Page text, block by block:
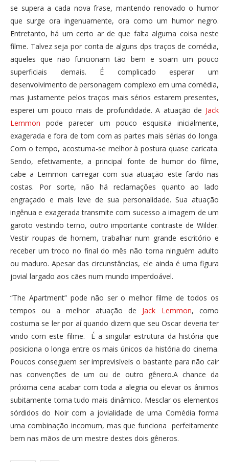
se supera a cada nova frase, mantendo renovado o humor
que surge ora ingenuamente, ora como um humor negro.
Entretanto, há um certo ar de que falta alguma coisa neste
filme. Talvez seja por conta de alguns dps traços de comédia,
aqueles que não funcionam tão bem e soam um pouco
superficiais demais. É complicado esperar um
desenvolvimento de personagem complexo em uma comédia,
mas justamente pelos traços mais sérios estarem presentes,
esperei um pouco mais de profundidade. A atuação de Jack
Lemmon pode parecer um pouco esquisita inicialmente,
exagerada e fora de tom com as partes mais sérias do longa.
Com o tempo, acostuma-se melhor à postura quase caricata.
Sendo, efetivamente, a principal fonte de humor do filme,
cabe a Lemmon carregar com sua atuação este fardo nas
costas. Por sorte, não há reclamações quanto ao lado
engraçado e mais leve de sua personalidade. Sua atuação
ingênua e exagerada transmite com sucesso a imagem de um
garoto vestindo terno, outro importante contraste de Wilder.
Vestir roupas de homem, trabalhar num grande escritório e
receber um troco no final do mês não torna ninguém adulto
ou maduro. Apesar das circunstâncias, ele ainda é uma figura
jovial largado aos cães num mundo imperdoável.
“The Apartment” pode não ser o melhor filme de todos os
tempos ou a melhor atuação de Jack Lemmon, como
costuma se ler por aí quando dizem que seu Oscar deveria ter
vindo com este filme. É a singular estrutura da história que
posiciona o longa entre os mais únicos da história do cinema.
Poucos conseguem ser imprevisíveis o bastante para não cair
nas convenções de um ou de outro gênero.A chance da
próxima cena acabar com toda a alegria ou elevar os ânimos
subitamente torna tudo mais dinâmico. Mesclar os elementos
sórdidos do Noir com a jovialidade de uma Comédia forma
uma combinação incomum, mas que funciona perfeitamente
bem nas mãos de um mestre destes dois gêneros.